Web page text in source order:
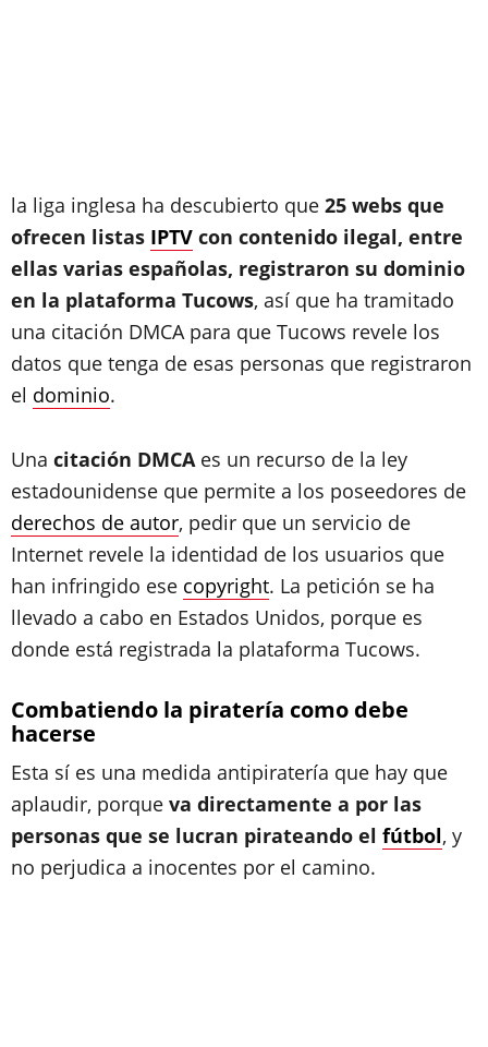
la liga inglesa ha descubierto que 25 webs que
ofrecen listas IPTV con contenido ilegal, entre
ellas varias españolas, registraron su dominio
en la plataforma Tucows, así que ha tramitado
una citación DMCA para que Tucows revele los
datos que tenga de esas personas que registraron
el dominio.
Una citación DMCAes un recurso de la ley
estadounidense que permite a los poseedores de
derechos de autor, pedir que un servicio de
Internet revele la identidad de los usuarios que
han infringido ese copyright. La petición se ha
llevado a cabo en Estados Unidos, porque es
donde está registrada la plataforma Tucows.
Combatiendo la piratería como debe
hacerse
Esta sí es una medida antipiratería que hay que
aplaudir, porque va directamente a por las
personas que se lucran pirateando el fútbol, y
no perjudica a inocentes por el camino.